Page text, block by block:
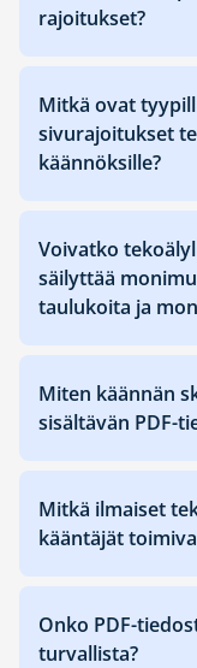
rajoitukset?
Mitkä ovat
sivurajoitukset
käännöksille?
Voivatko
säilyttää
taulukoita ja
Miten käännän
sisältävän PDF-
Mitkä ilmaiset
kääntäjät
Onko PDF-
turvallista?